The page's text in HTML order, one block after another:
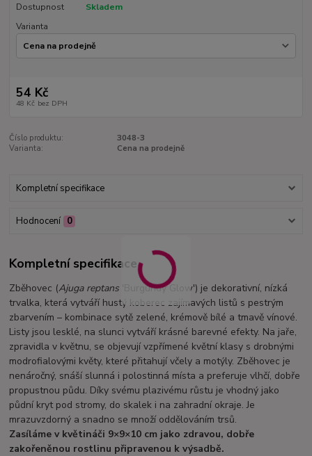
Dostupnost
Skladem
Varianta
54 Kč
48 Kč bez DPH
Číslo produktu:
3048-3
Varianta:
Cena na prodejně
Kompletní specifikace
Hodnocení 0
Kompletní specifikace
Zběhovec (Ajuga reptans 'Burgundy Glow') je dekorativní, nízká
trvalka, která vytváří hustý koberec zajímavých listů s pestrým
zbarvením – kombinace sytě zelené, krémově bílé a tmavě vínové.
Listy jsou lesklé, na slunci vytváří krásné barevné efekty. Na jaře,
zpravidla v květnu, se objevují vzpřímené květní klasy s drobnými
modrofialovými květy, které přitahují včely a motýly. Zběhovec je
nenáročný, snáší slunná i polostinná místa a preferuje vlhčí, dobře
propustnou půdu. Díky svému plazivému růstu je vhodný jako
půdní kryt pod stromy, do skalek i na zahradní okraje. Je
mrazuvzdorný a snadno se množí oddělováním trsů.
Zasíláme v květináči 9×9×10 cm jako zdravou, dobře
zakořeněnou rostlinu připravenou k výsadbě.